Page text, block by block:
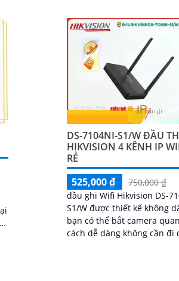
DS-7104NI-S1/W ĐẦU
HIKVISION 4 KÊNH IP
RẺ
525,000 ₫
750,000 ₫
đầu ghi Wifi Hikvision DS-
S1/W được thiết kế không
bạn có thể bắt camera
cách dễ dàng không cần đi